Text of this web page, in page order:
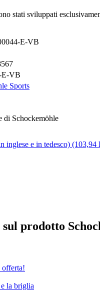
stati sviluppati
E-VB
E-VB
Sports
di Schockemöhle
inglese e in tedesco) (103,94
prodotto
offerta!
la briglia